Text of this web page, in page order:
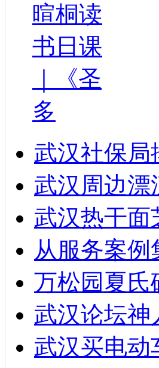
暄桐读
书日课
｜《圣
多
武汉社保局
武汉周边漂
武汉热干面
从服务案
万松园夏氏
武汉论坛神
武汉买电动